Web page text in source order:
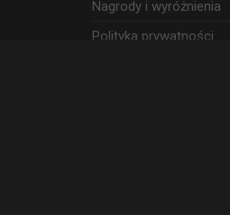
Nagrody i wyróżnienia
Polityka prywatności